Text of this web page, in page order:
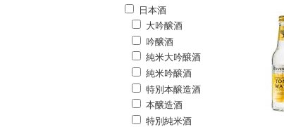
日本酒
大吟醸酒
吟醸酒
純米大吟醸酒
純米吟醸酒
特別本醸造酒
本醸造酒
特別純米酒